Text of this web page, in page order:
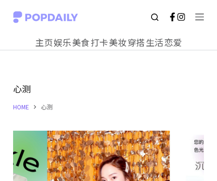
S
o
c
t
e
主页娱乐美食打卡美妆穿搭生活恋爱
心测
HOME 心测